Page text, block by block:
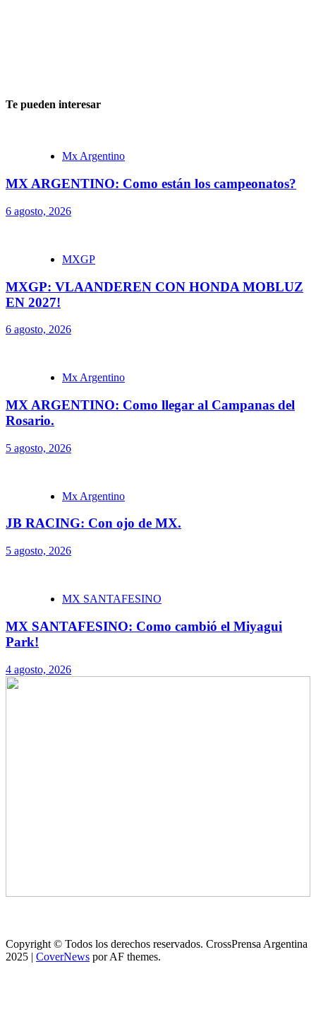
Te pueden interesar
Mx Argentino
MX ARGENTINO: Como están los campeonatos?
6 agosto, 2026
MXGP
MXGP: VLAANDEREN CON HONDA MOBLUZ
EN 2027!
6 agosto, 2026
Mx Argentino
MX ARGENTINO: Como llegar al Campanas del
Rosario.
5 agosto, 2026
Mx Argentino
JB RACING: Con ojo de MX.
5 agosto, 2026
MX SANTAFESINO
MX SANTAFESINO: Como cambió el Miyagui
Park!
4 agosto, 2026
Copyright © Todos los derechos reservados. CrossPrensa Argentina
2025 | CoverNews por AF themes.